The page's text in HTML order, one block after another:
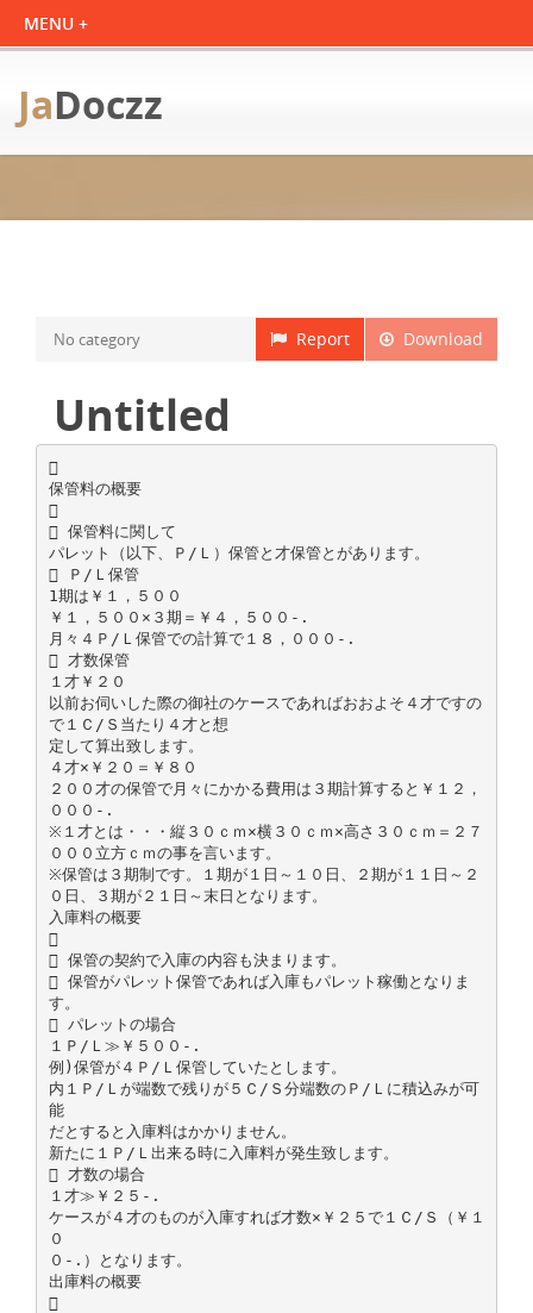
JaDoczz
Download
Report
No category
Untitled

保管料の概要

 保管料に関して
パレット（以下、Ｐ/Ｌ）保管と才保管とがあります。
 Ｐ/Ｌ保管
1期は￥１，５００
￥１，５００×３期＝￥４，５００-.
月々４Ｐ/Ｌ保管での計算で１８，０００-.
 才数保管
１才￥２０
以前お伺いした際の御社のケースであればおおよそ４才ですの
で１Ｃ/Ｓ当たり４才と想
定して算出致します。
４才×￥２０＝￥８０
２００才の保管で月々にかかる費用は３期計算すると￥１２，
０００-.
※１才とは・・・縦３０ｃｍ×横３０ｃｍ×高さ３０ｃｍ＝２７
０００立方ｃｍの事を言います。
※保管は３期制です。１期が１日～１０日、２期が１１日～２
０日、３期が２１日～末日となります。
入庫料の概要

 保管の契約で入庫の内容も決まります。
 保管がパレット保管であれば入庫もパレット稼働となりま
す。
 パレットの場合
１Ｐ/Ｌ≫￥５００-.
例)保管が４Ｐ/Ｌ保管していたとします。
内１Ｐ/Ｌが端数で残りが５Ｃ/Ｓ分端数のＰ/Ｌに積込みが可
能
だとすると入庫料はかかりません。
新たに１Ｐ/Ｌ出来る時に入庫料が発生致します。
 才数の場合
１才≫￥２５-.
ケースが４才のものが入庫すれば才数×￥２５で１Ｃ/Ｓ（￥１
０
０-.）となります。
出庫料の概要
